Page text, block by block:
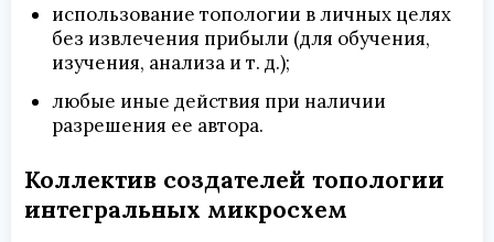
использование топологии в личных целях
без извлечения прибыли (для обучения,
изучения, анализа и т. д.);
любые иные действия при наличии
разрешения ее автора.
Коллектив создателей топологии
интегральных микросхем